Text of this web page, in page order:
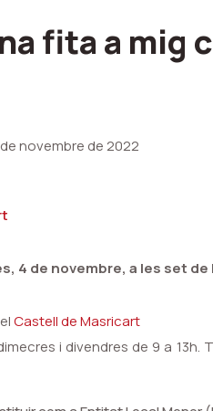
fita a mig
novembre de 2022
4 de novembre, a les set de
Castell de Masricart
i divendres de 9 a 13h.